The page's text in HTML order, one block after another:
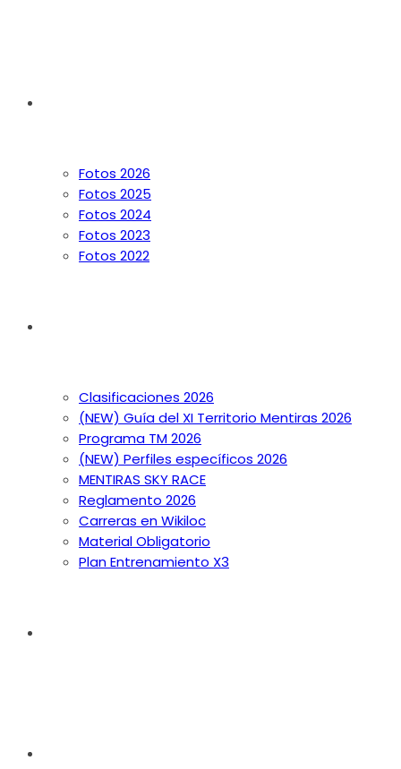
Fotos 2026
Fotos 2025
Fotos 2024
Fotos 2023
Fotos 2022
Clasificaciones 2026
(NEW) Guía del XI Territorio Mentiras 2026
Programa TM 2026
(NEW) Perfiles específicos 2026
MENTIRAS SKY RACE
Reglamento 2026
Carreras en Wikiloc
Material Obligatorio
Plan Entrenamiento X3